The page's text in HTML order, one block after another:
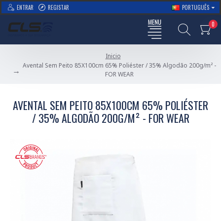
ENTRAR REGISTAR PORTUGUÊS
0
Inicio
Avental Sem Peito 85X100cm 65% Poliéster / 35% Algodão 200g/m² -
FOR WEAR
AVENTAL SEM PEITO 85X100CM 65% POLIÉSTER
/ 35% ALGODÃO 200G/M² - FOR WEAR